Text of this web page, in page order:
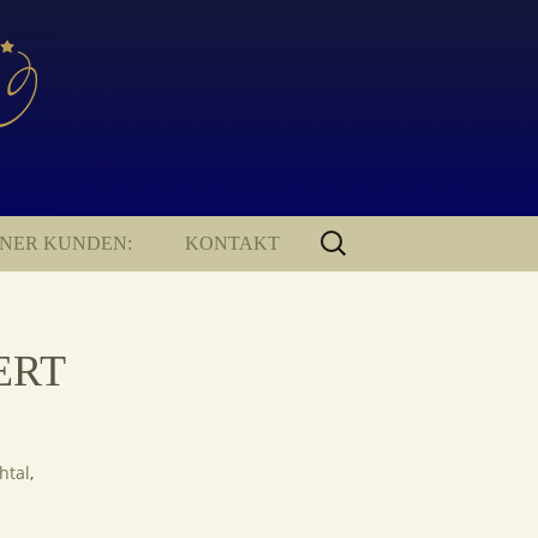
KUNDEN: KONTAKT
SUCHEN
NACH:
,